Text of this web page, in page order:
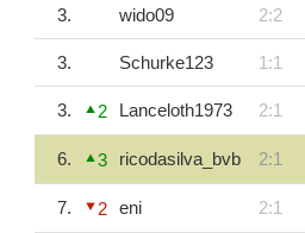
3. wido09 2:2
3. Schurke123 1:1
3. 2 Lanceloth1973 2:1
6. 3 ricodasilva_bvb 2:1
7. 2 eni 2:1